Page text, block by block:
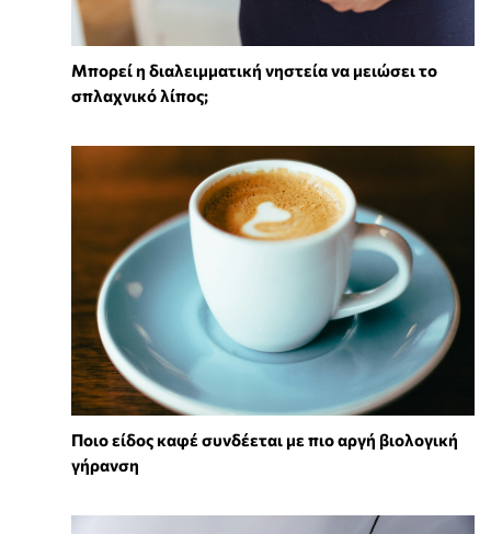
Μπορεί η διαλειμματική νηστεία να μειώσει το
σπλαχνικό λίπος;
Ποιο είδος καφέ συνδέεται με πιο αργή βιολογική
γήρανση